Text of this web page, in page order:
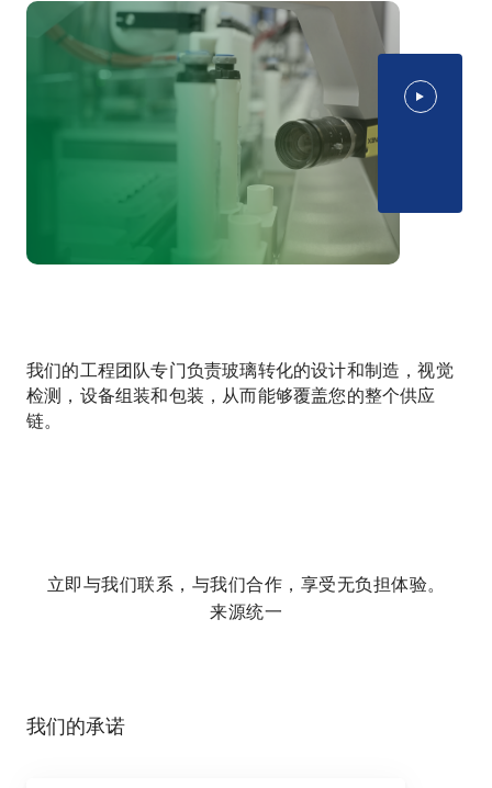
我们的工程团队专门负责玻璃转化的设计和制造，视觉
检测，设备组装和包装，从而能够覆盖您的整个供应
链。
立即与我们联系，与我们合作，享受无负担体验。
来源统一
我们的承诺